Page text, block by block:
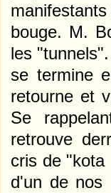
bouge. M.
les
se termine
retourne et
Se
retrouve
cris de
d'un de